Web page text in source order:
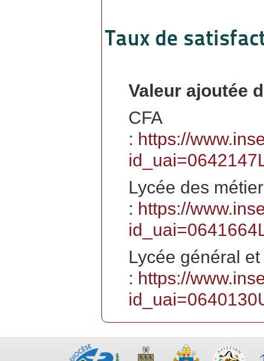
Taux de
Valeur ajoutée
CFA
: https://
Lycée des
: https://
Lycée général
: https://